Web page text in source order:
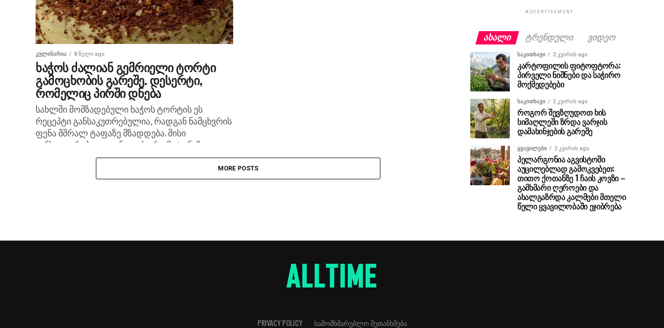
ᲙᲣᲚᲘᲜᲐᲠᲘᲐ 8 წელი ago
ხაჭოს ძალიან გემრიელი ტორტი
გამოცხობის გარეშე. დესერტი,
რომელიც პირში დნება
სახლში მომზადებული ხაჭოს ტორტის ეს
რეცეპტი განსაკუთრებულია, რადგან ნამცხვრის
ფენა მშრალ ტაფაზე მზადდება. მისი
განსაკუთრებული ვანილის არომატი ნაზი
კრემის გაჯერებულ გემოს ხაზს უსვამს. ამ
MORE POSTS
ADVERTISEMENT
ᲐᲮᲐᲚᲘ ᲢᲠᲔᲜᲓᲣᲚᲘ ᲕᲘᲓᲔᲝ
ᲡᲐᲙᲘᲗᲮᲐᲕᲘ 2 კვირის ago
კარტოფილის ფიტოფტორა:
პირველი ნიშნები და საჭირო
მოქმედებები
ᲡᲐᲙᲘᲗᲮᲐᲕᲘ 2 კვირის ago
როგორ შევზღუდოთ ხის
სიმაღლეში ზრდა ვარჯის
დამახინჯების გარეშე
ᲧᲕᲐᲕᲘᲚᲔᲑᲘ 2 კვირის ago
პელარგონია აგვისტოში
აუცილებლად გამოკვებეთ:
თითო ქოთანზე 1 ჩაის კოვზი –
გამხმარი ღეროები და
ახალგაზრდა კალმები მთელი
წელი ყვავილობაში ეჯიბრება
PRIVACY POLICY ᲡᲐᲛᲝᲛᲮᲛᲐᲠᲔᲑᲚᲝ ᲨᲔᲗᲐᲜᲮᲛᲔᲑᲐ